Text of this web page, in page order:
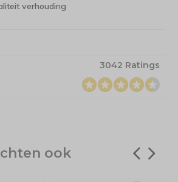
verhouding
3042 Ratings
ook